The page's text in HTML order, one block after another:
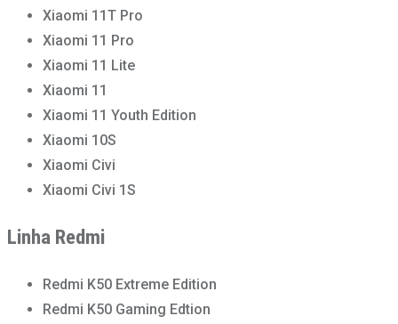
Xiaomi 11T Pro
Xiaomi 11 Pro
Xiaomi 11 Lite
Xiaomi 11
Xiaomi 11 Youth Edition
Xiaomi 10S
Xiaomi Civi
Xiaomi Civi 1S
Linha Redmi
Redmi K50 Extreme Edition
Redmi K50 Gaming Edtion